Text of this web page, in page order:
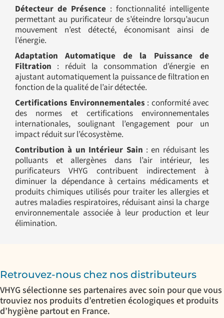
Détecteur de Présence : fonctionnalité intelligente
permettant au purificateur de s’éteindre lorsqu’aucun
mouvement n’est détecté, économisant ainsi de
l’énergie.
Adaptation Automatique de la Puissance de
Filtration : réduit la consommation d’énergie en
ajustant automatiquement la puissance de filtration en
fonction de la qualité de l’air détectée.
Certifications Environnementales : conformité avec
des normes et certifications environnementales
internationales, soulignant l’engagement pour un
impact réduit sur l’écosystème.
Contribution à un Intérieur Sain : en réduisant les
polluants et allergènes dans l’air intérieur, les
purificateurs VHYG contribuent indirectement à
diminuer la dépendance à certains médicaments et
produits chimiques utilisés pour traiter les allergies et
autres maladies respiratoires, réduisant ainsi la charge
environnementale associée à leur production et leur
élimination.
Retrouvez-nous chez nos distributeurs
VHYG sélectionne ses partenaires avec soin pour que vous
trouviez nos produits d’entretien écologiques et produits
d’hygiène partout en France.